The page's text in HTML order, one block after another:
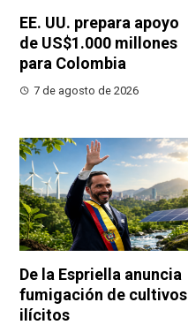
EE. UU. prepara apoyo
de US$1.000 millones
para Colombia
7 de agosto de 2026
De la Espriella anuncia
fumigación de cultivos
ilícitos